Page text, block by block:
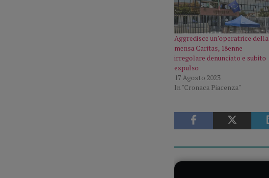
Aggredisce un’operatrice della
mensa Caritas, 18enne
irregolare denunciato e subito
espulso
17 Agosto 2023
In "Cronaca Piacenza"